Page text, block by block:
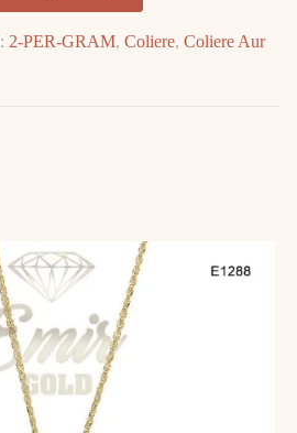
2-PER-GRAM, Coliere, Coliere Aur